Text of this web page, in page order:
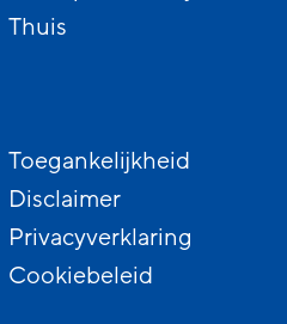
Thuis
Toegankelijkheid
Disclaimer
Privacyverklaring
Cookiebeleid